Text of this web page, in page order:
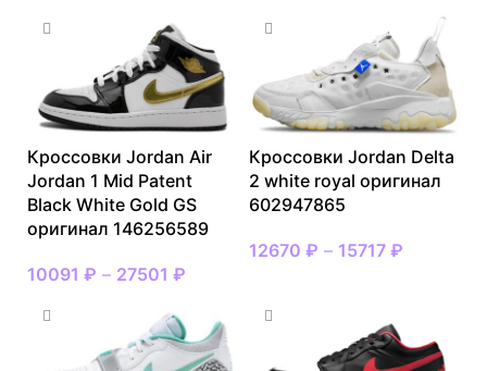
Кроссовки Jordan Air
Jordan 1 Mid Patent
Black White Gold GS
оригинал 146256589
10091 ₽ – 27501 ₽
Кроссовки Jordan Delta
2 white royal оригинал
602947865
12670 ₽ – 15717 ₽